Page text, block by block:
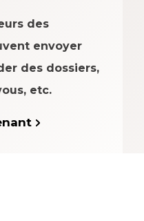
des
envoyer
des dossiers,
etc.